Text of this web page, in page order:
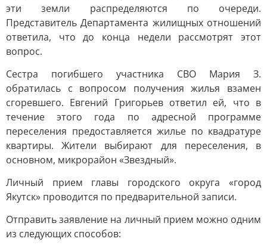
эти земли распределяются по очереди.
Представитель Департамента жилищных отношений
ответила, что до конца недели рассмотрят этот
вопрос.
Сестра погибшего участника СВО Мария З.
обратилась с вопросом получения жилья взамен
сгоревшего. Евгений Григорьев ответил ей, что в
течение этого года по адресной программе
переселения предоставляется жилье по квадратуре
квартиры. Жители выбирают для переселения, в
основном, микрорайон «Звездный».
Личный прием главы городского округа «город
Якутск» проводится по предварительной записи.
Отправить заявление на личный прием можно одним
из следующих способов: